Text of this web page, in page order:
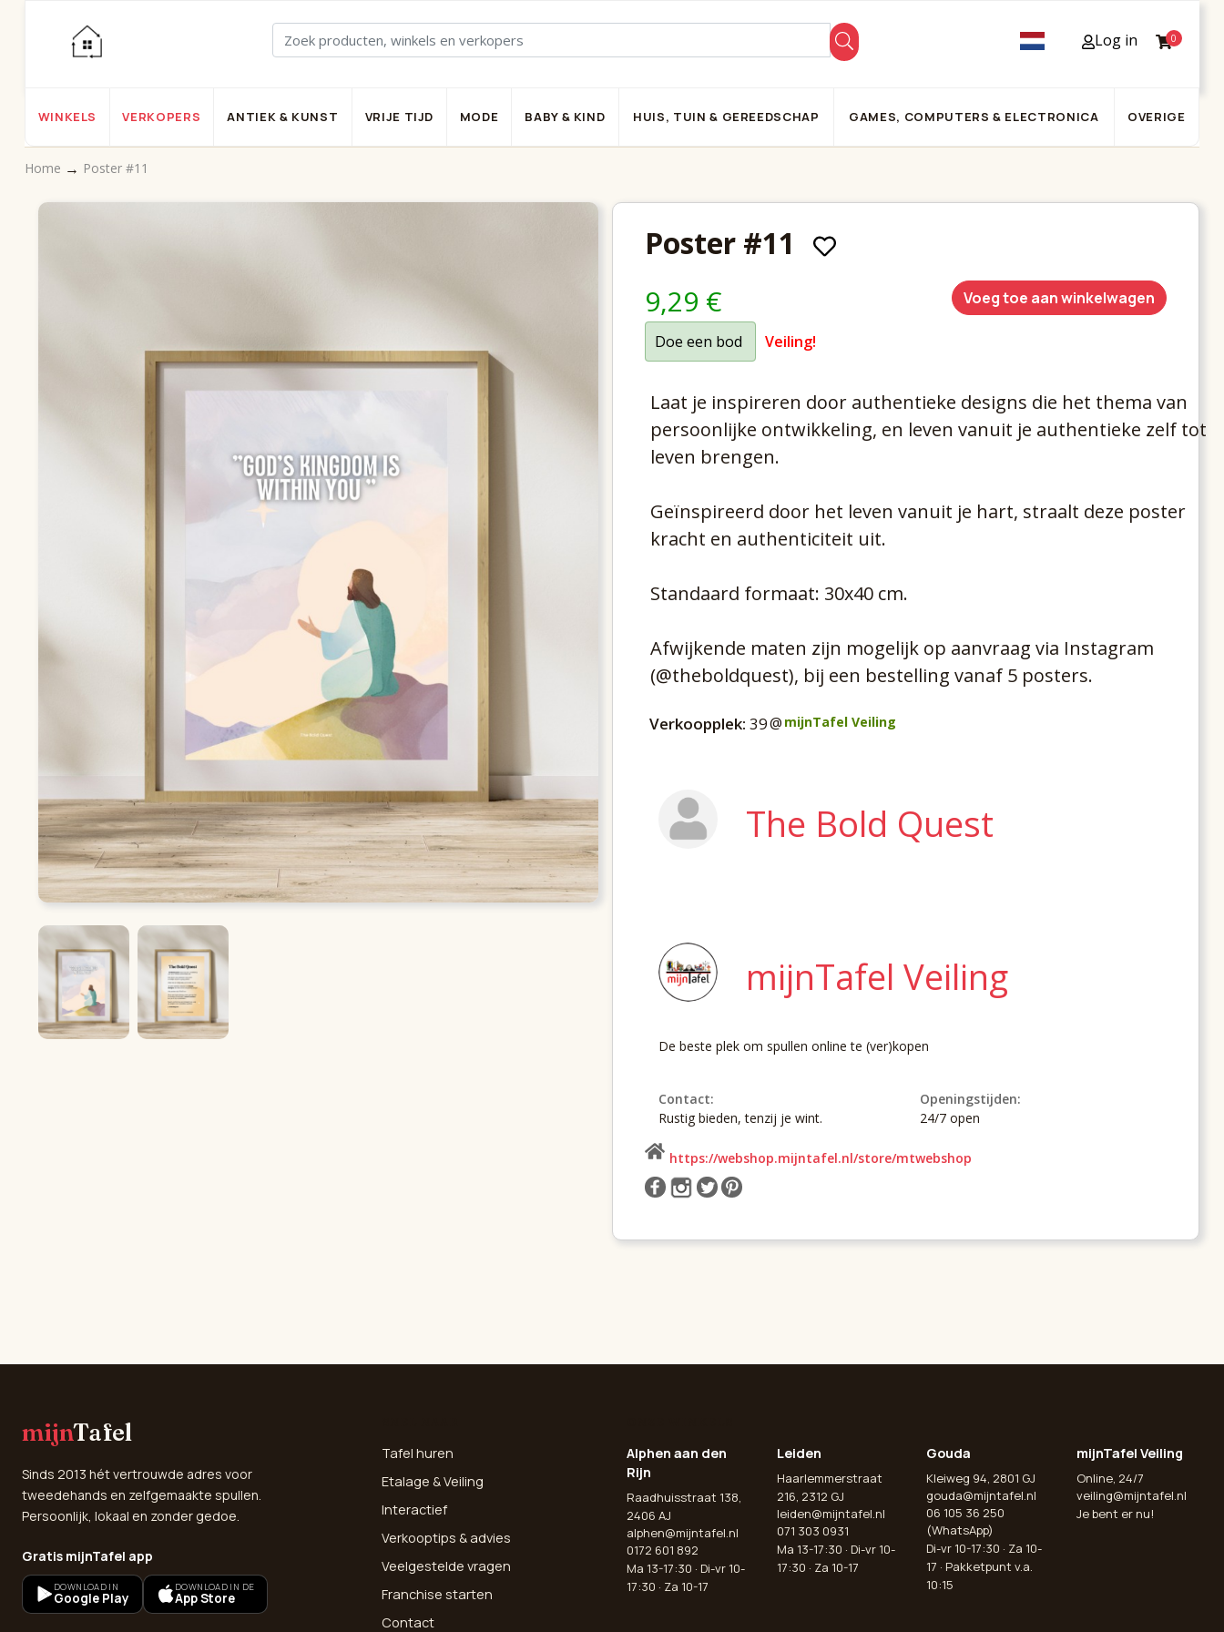
Log in 0
WINKELS VERKOPERS ANTIEK & KUNST VRIJE TIJD MODE BABY & KIND HUIS, TUIN & GEREEDSCHAP GAMES, COMPUTERS & ELECTRONICA OVERIGE
Home → Poster #11
Poster #11
9,29 € Voeg toe aan winkelwagen
Doe een bod Veiling!
Laat je inspireren door authentieke designs die het thema van
persoonlijke ontwikkeling, en leven vanuit je authentieke zelf tot
leven brengen.
Geïnspireerd door het leven vanuit je hart, straalt deze poster
kracht en authenticiteit uit.
Standaard formaat: 30x40 cm.
Afwijkende maten zijn mogelijk op aanvraag via Instagram
(@theboldquest), bij een bestelling vanaf 5 posters.
Verkoopplek: 39@ mijnTafel Veiling
The Bold Quest
mijnTafel Veiling
De beste plek om spullen online te (ver)kopen
Contact:
Rustig bieden, tenzij je wint.
Openingstijden:
24/7 open
https://webshop.mijntafel.nl/store/mtwebshop
mijnTafel
Sinds 2013 hét vertrouwde adres voor
tweedehands en zelfgemaakte spullen.
Persoonlijk, lokaal en zonder gedoe.
Gratis mijnTafel app
DOWNLOAD IN
Google Play
DOWNLOAD IN DE
App Store
Tafel huren
Etalage & Veiling
Interactief
Verkooptips & advies
Veelgestelde vragen
Franchise starten
Contact
Alphen aan den
Rijn
Raadhuisstraat 138,
2406 AJ
alphen@mijntafel.nl
0172 601 892
Ma 13-17:30 · Di-vr 10-
17:30 · Za 10-17
Leiden
Haarlemmerstraat
216, 2312 GJ
leiden@mijntafel.nl
071 303 0931
Ma 13-17:30 · Di-vr 10-
17:30 · Za 10-17
Gouda
Kleiweg 94, 2801 GJ
gouda@mijntafel.nl
06 105 36 250
(WhatsApp)
Di-vr 10-17:30 · Za 10-
17 · Pakketpunt v.a.
10:15
mijnTafel Veiling
Online, 24/7
veiling@mijntafel.nl
Je bent er nu!